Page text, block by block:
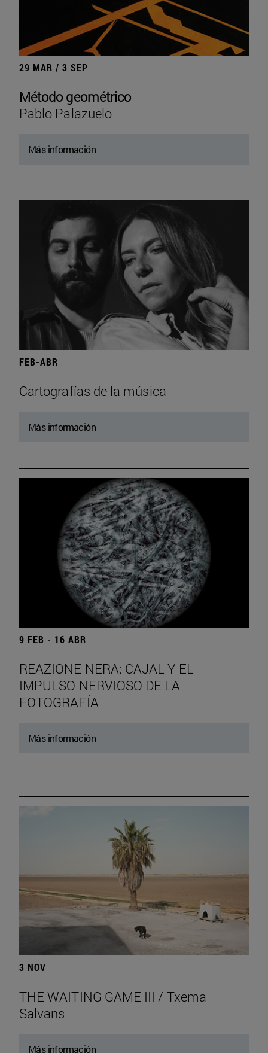
29 MAR / 3 SEP
Método geométrico
Pablo Palazuelo
Más información
FEB-ABR
Cartografías de la música
Más información
9 FEB - 16 ABR
REAZIONE NERA: CAJAL Y EL
IMPULSO NERVIOSO DE LA
FOTOGRAFÍA
Más información
3 NOV
THE WAITING GAME III / Txema
Salvans
Más información